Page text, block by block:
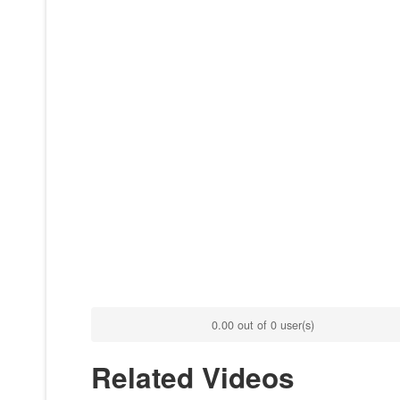
0.00 out of 0 user(s)
Related Videos